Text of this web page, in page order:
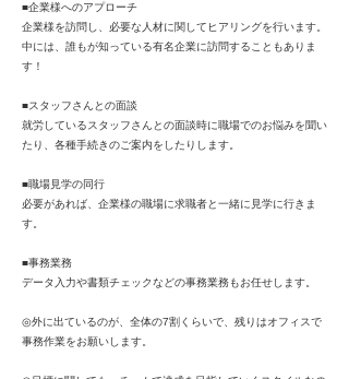
■企業様へのアプローチ
企業様を訪問し、必要な人材に関してヒアリングを行います。
中には、誰もが知っている有名企業に訪問することもありま
す！
■スタッフさんとの面談
就労しているスタッフさんとの面談時に職場でのお悩みを聞い
たり、各種手続きのご案内をしたりします。
■職場見学の同行
必要があれば、企業様の職場に求職者と一緒に見学に行きま
す。
■事務業務
データ入力や書類チェックなどの事務業務もお任せします。
◎外に出ているのが、全体の7割くらいで、残りはオフィスで
事務作業をお願いします。